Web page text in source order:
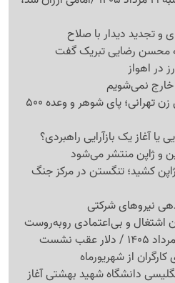
و تجدید دیدار با صلاح
محسن رضایی تبریک گفت
خارج نمی‌شویم
اعتراف عجیب در پرونده قتل زن تهرانی؛ پای شوهر و وعده 500
آغاز یک بازآرایی راهبردی؟
و ژاپن منتشر می‌شود
کشید؛ تنگستن در مرکز جنگ
نیروهای شرکتی
اشتغال و بی‌اعتمادی روبه‌روست
از شهریورماه
دانشگاه شهید بهشتی آغاز